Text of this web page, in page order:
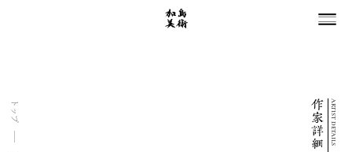
トップ ARTIST DETAILS